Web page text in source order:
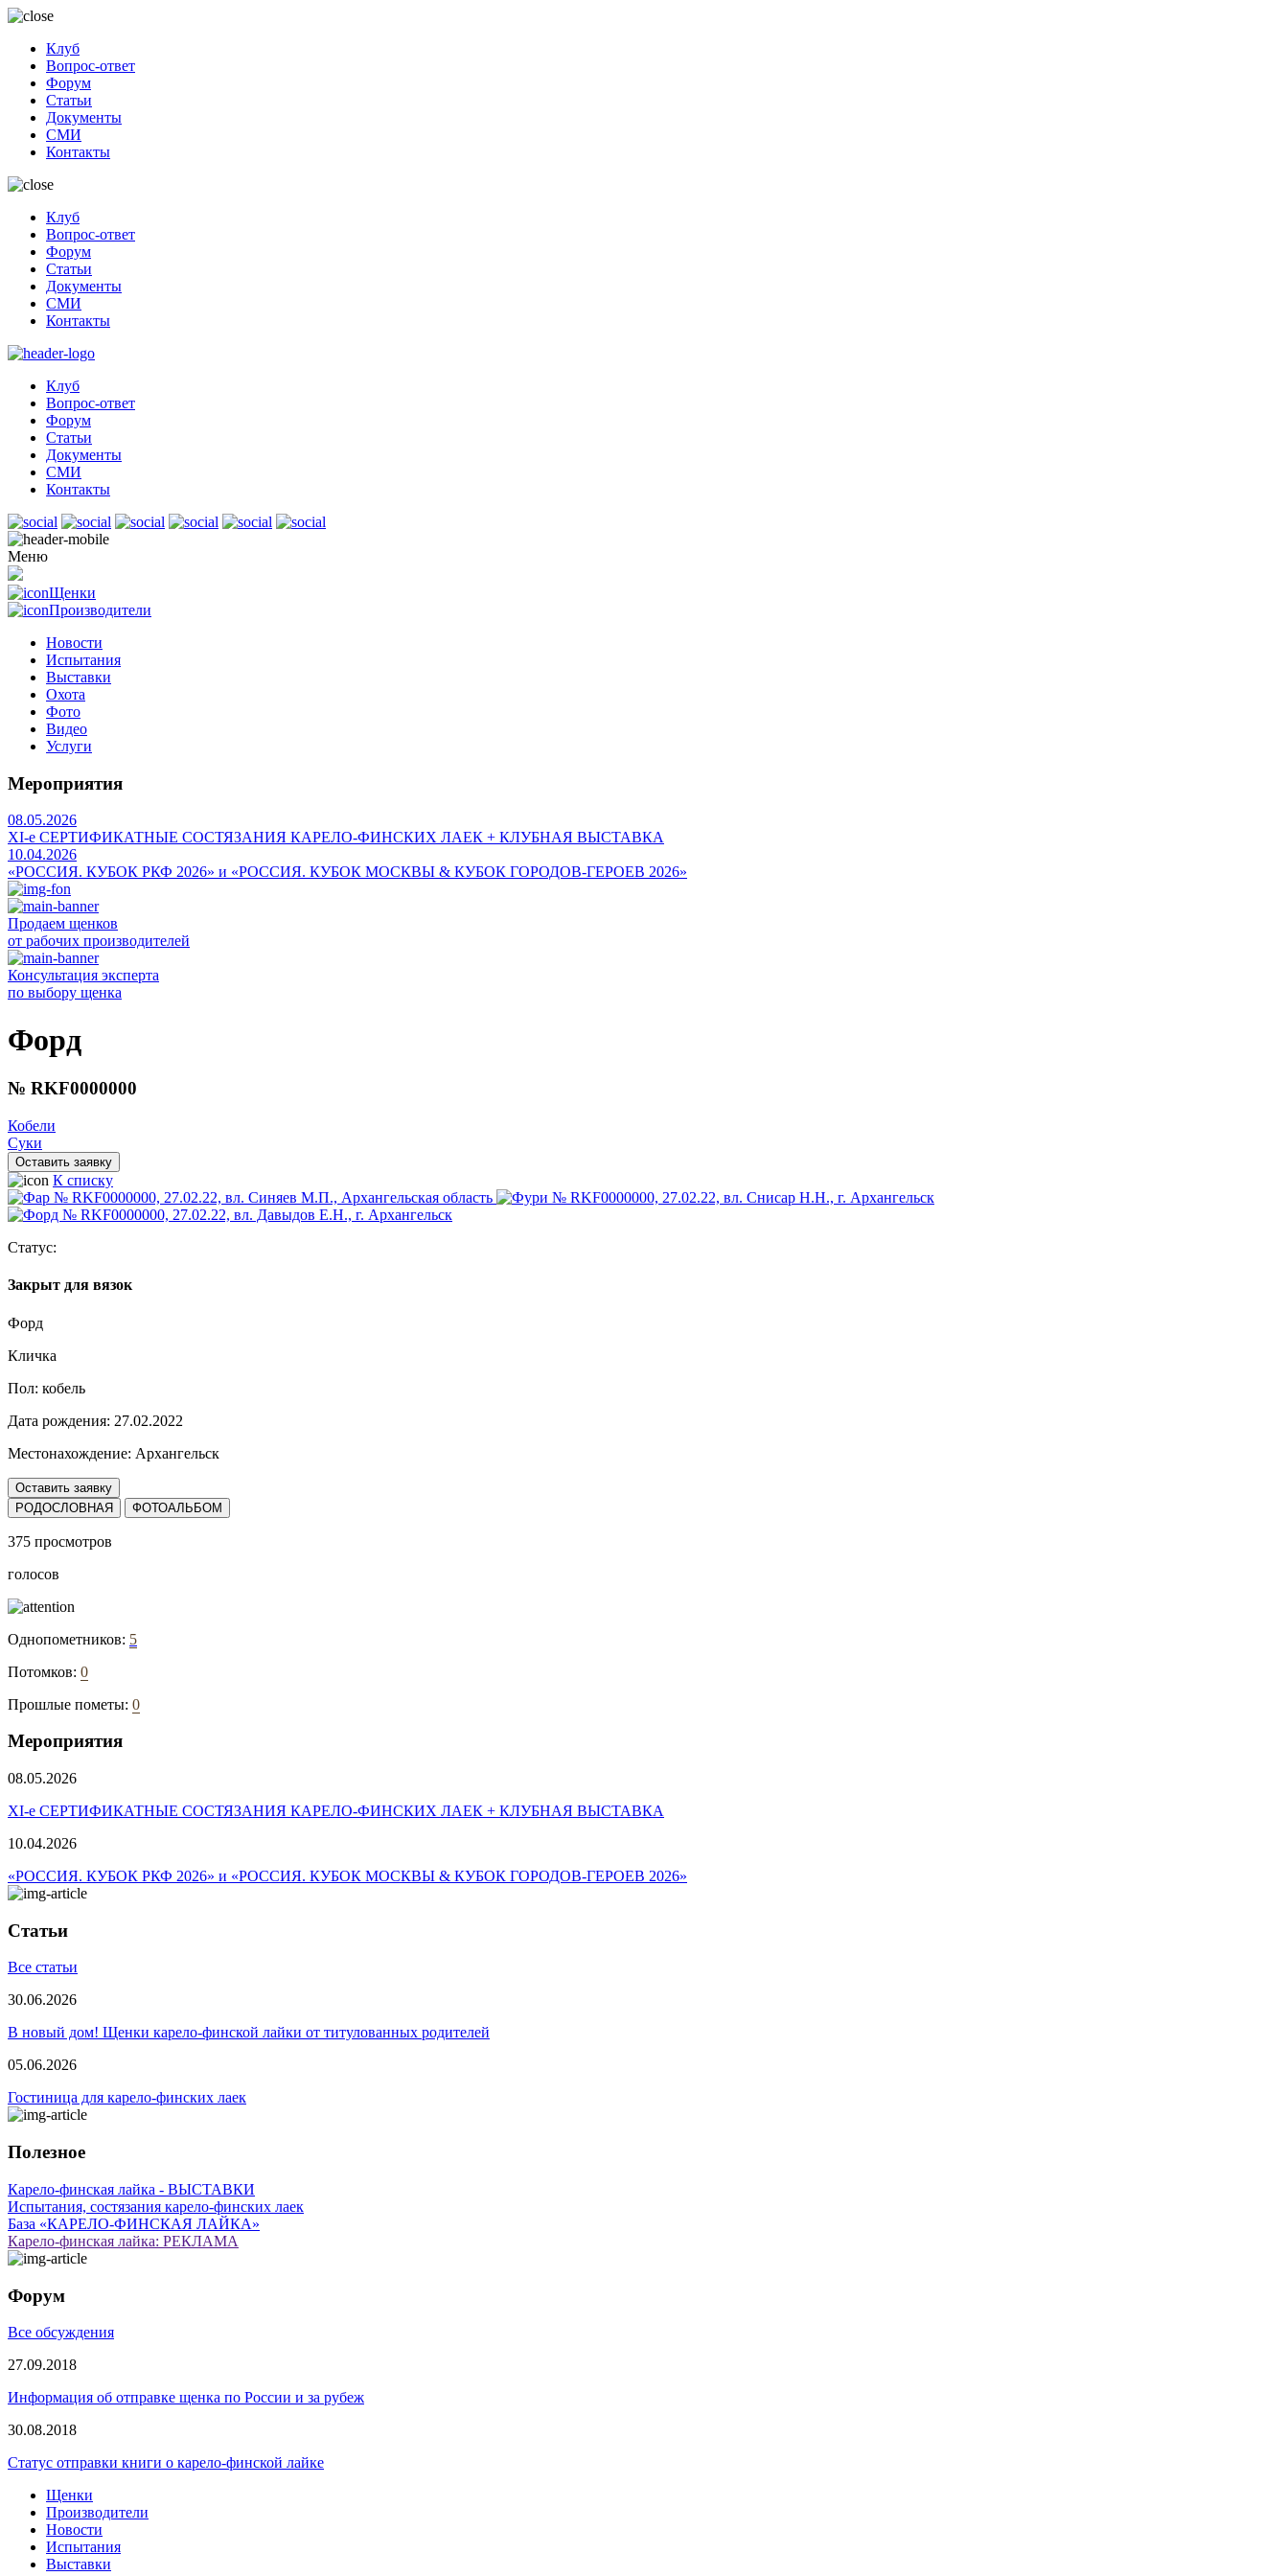
Клуб
Вопрос-ответ
Форум
Статьи
Документы
СМИ
Контакты
Клуб
Вопрос-ответ
Форум
Статьи
Документы
СМИ
Контакты
Клуб
Вопрос-ответ
Форум
Статьи
Документы
СМИ
Контакты
Меню
Щенки
Производители
Новости
Испытания
Выставки
Охота
Фото
Видео
Услуги
Мероприятия
08.05.2026
ХI-е СЕРТИФИКАТНЫЕ СОСТЯЗАНИЯ КАРЕЛО-ФИНСКИХ ЛАЕК + КЛУБНАЯ ВЫСТАВКА
10.04.2026
«РОССИЯ. КУБОК РКФ 2026» и «РОССИЯ. КУБОК МОСКВЫ & КУБОК ГОРОДОВ-ГЕРОЕВ 2026»
Продаем щенков
от рабочих производителей
Консультация эксперта
по выбору щенка
Форд
№ RKF0000000
Кобели
Суки
Оставить заявку
К списку
Статус:
Закрыт для вязок
Форд
Кличка
Пол: кобель
Дата рождения: 27.02.2022
Местонахождение: Архангельск
Оставить заявку
РОДОСЛОВНАЯ
ФОТОАЛЬБОМ
375 просмотров
голосов
Однопометников: 5
Потомков: 0
Прошлые пометы: 0
Мероприятия
08.05.2026
ХI-е СЕРТИФИКАТНЫЕ СОСТЯЗАНИЯ КАРЕЛО-ФИНСКИХ ЛАЕК + КЛУБНАЯ ВЫСТАВКА
10.04.2026
«РОССИЯ. КУБОК РКФ 2026» и «РОССИЯ. КУБОК МОСКВЫ & КУБОК ГОРОДОВ-ГЕРОЕВ 2026»
Статьи
Все статьи
30.06.2026
В новый дом! Щенки карело-финской лайки от титулованных родителей
05.06.2026
Гостиница для карело-финских лаек
Полезное
Карело-финская лайка - ВЫСТАВКИ
Испытания, состязания карело-финских лаек
База «КАРЕЛО-ФИНСКАЯ ЛАЙКА»
Карело-финская лайка: РЕКЛАМА
Форум
Все обсуждения
27.09.2018
Информация об отправке щенка по России и за рубеж
30.08.2018
Статус отправки книги о карело-финской лайке
Щенки
Производители
Новости
Испытания
Выставки